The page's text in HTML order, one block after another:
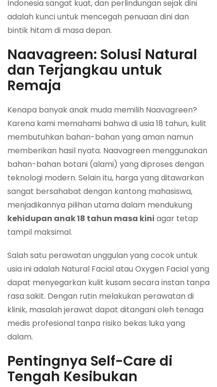
Indonesia sangat kuat, dan perlindungan sejak dini
adalah kunci untuk mencegah penuaan dini dan
bintik hitam di masa depan.
Naavagreen: Solusi Natural
dan Terjangkau untuk
Remaja
Kenapa banyak anak muda memilih Naavagreen?
Karena kami memahami bahwa di usia 18 tahun, kulit
membutuhkan bahan-bahan yang aman namun
memberikan hasil nyata. Naavagreen menggunakan
bahan-bahan botani (alami) yang diproses dengan
teknologi modern. Selain itu, harga yang ditawarkan
sangat bersahabat dengan kantong mahasiswa,
menjadikannya pilihan utama dalam mendukung
kehidupan anak 18 tahun masa kini agar tetap
tampil maksimal.
Salah satu perawatan unggulan yang cocok untuk
usia ini adalah Natural Facialatau Oxygen Facialyang
dapat menyegarkan kulit kusam secara instan tanpa
rasa sakit. Dengan rutin melakukan perawatan di
klinik, masalah jerawat dapat ditangani oleh tenaga
medis profesional tanpa risiko bekas luka yang
dalam.
Pentingnya Self-Care di
Tengah Kesibukan